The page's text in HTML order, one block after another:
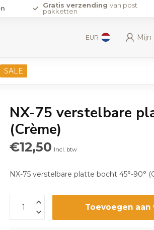
Gratis verzending van post
pakketten
EUR
SALE
NX-75 verstelbare
(Crème)
€12,50 Incl. btw
NX-75 verstelbare platte bocht 45°-90°
Toevoegen